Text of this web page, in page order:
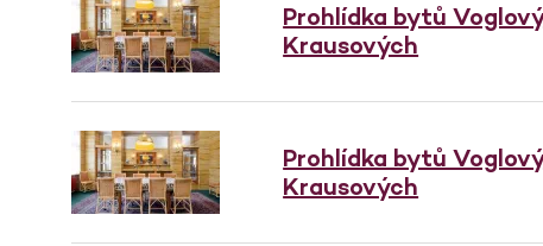
Prohlídka bytů
Krausových
Prohlídka bytů
Krausových